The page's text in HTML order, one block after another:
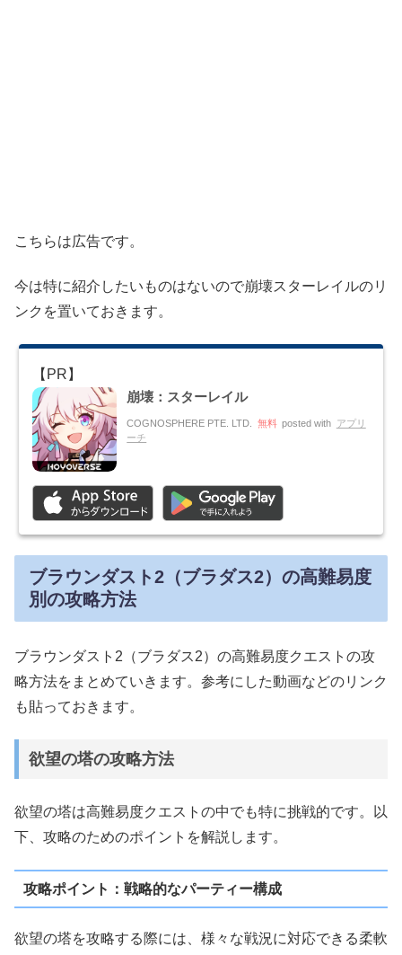
こちらは広告です。
今は特に紹介したいものはないので崩壊スターレイルのリ
ンクを置いておきます。
崩壊：スターレイル
COGNOSPHERE PTE. LTD. 無料 posted with アプリ
ーチ
ブラウンダスト2（ブラダス2）の高難易度
別の攻略方法
ブラウンダスト2（ブラダス2）の高難易度クエストの攻
略方法をまとめていきます。参考にした動画などのリンク
も貼っておきます。
欲望の塔の攻略方法
欲望の塔は高難易度クエストの中でも特に挑戦的です。以
下、攻略のためのポイントを解説します。
攻略ポイント：戦略的なパーティー構成
欲望の塔を攻略する際には、様々な戦況に対応できる柔軟